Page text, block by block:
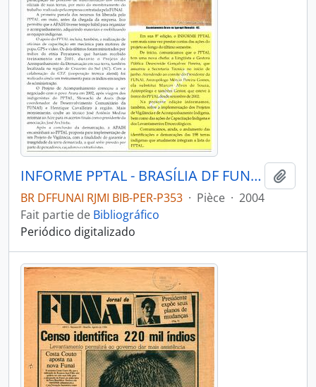
INFORME PPTAL - BRASÍLIA DF FUNAI - 2004 - Nº08
BR DFFUNAI RJMI BIB-PER-P353 · Pièce · 2004
Fait partie de Bibliográfico
Periódico digitalizado